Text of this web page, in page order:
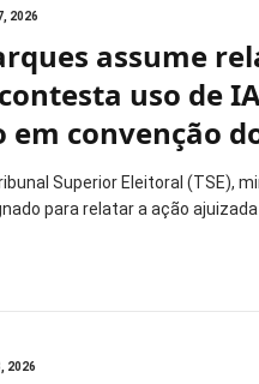
2026
assume
uso de
em convenção
Superior Eleitoral (TSE),
para relatar a ação ajuizada
2026